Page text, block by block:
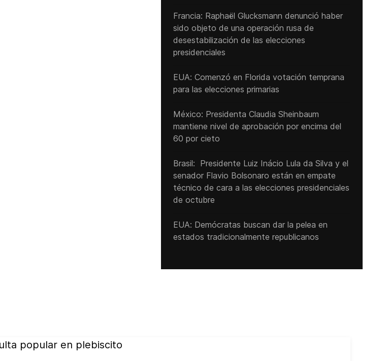
Francia: Raphaël Glucksmann denunció haber
sido objeto de una operación rusa de
desestabilización de las elecciones
presidenciales
EUA: Comenzó en Florida votación temprana
para las elecciones primarias
México: Presidenta Claudia Sheinbaum
mantiene nivel de aprobación por encima del
60 por cieto
Brasil: Presidente Luiz Inácio Lula da Silva y el
senador Flavio ‌Bolsonaro están en empate
técnico de cara a las ‌elecciones presidenciales
de octubre
EUA: Demócratas buscan dar la pelea en
estados tradicionalmente republicanos
popular en plebiscito